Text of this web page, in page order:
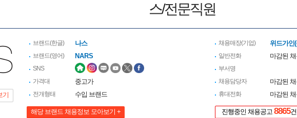
스/전문직원
기
브랜드(한글) 나스
브랜드(영어) NARS
SNS
가격대
중고가
전개형태 수입 브랜드
해당 브랜드 채용정보 모아보기 +
채용매장(기업) 위드가인(
일반전화 마감된
부서명
채용담당자
마감된
휴대전화 마감된
진행중인 채용공고 8865건